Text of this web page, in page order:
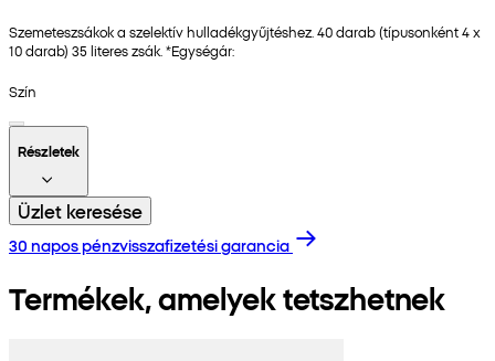
Szemeteszsákok a szelektív hulladékgyűjtéshez. 40 darab (típusonként 4 x
10 darab) 35 literes zsák. *Egységár:
Szín
Részletek
Üzlet keresése
30 napos pénzvisszafizetési garancia
Termékek, amelyek tetszhetnek